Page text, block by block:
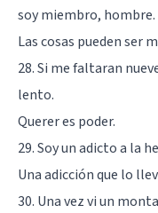
soy miembro, hombre.
Las cosas pueden ser
28. Si me faltaran
lento.
Querer es poder.
29. Soy un adicto a la
Una adicción que lo
30. Una vez vi un